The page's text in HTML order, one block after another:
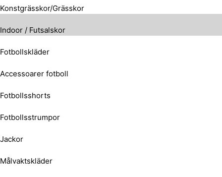
Konstgrässkor/Grässkor
Indoor / Futsalskor
Fotbollskläder
Accessoarer fotboll
Fotbollsshorts
Fotbollsstrumpor
Jackor
Målvaktskläder